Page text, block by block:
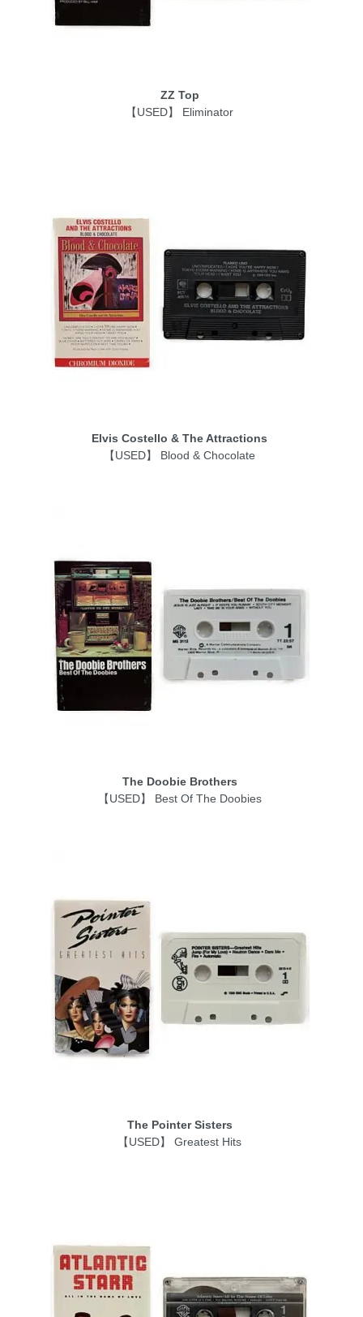
ZZ Top
【USED】 Eliminator
Elvis Costello & The Attractions
【USED】 Blood & Chocolate
The Doobie Brothers
【USED】 Best Of The Doobies
The Pointer Sisters
【USED】 Greatest Hits